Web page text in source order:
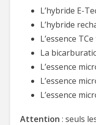
L’hybride E-
L’hybride
L’essence TCe
La
L’essence
L’essence
L’essence
Attention : seuls